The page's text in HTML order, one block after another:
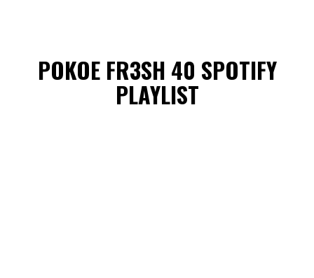
POKOE FR3SH 40 SPOTIFY
PLAYLIST